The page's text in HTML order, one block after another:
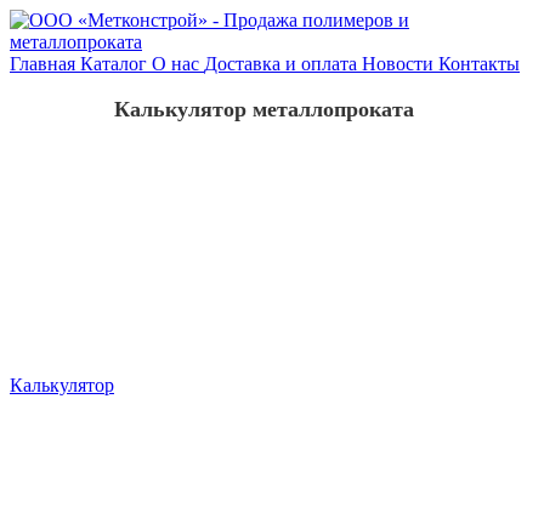
Главная Каталог О нас Доставка и оплата Новости Контакты
Калькулятор
Калькулятор металлопроката